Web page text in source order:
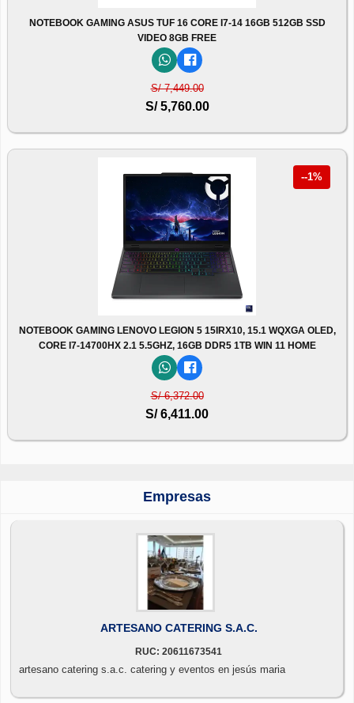
NOTEBOOK GAMING ASUS TUF 16 CORE I7-14 16GB 512GB SSD
VIDEO 8GB FREE
S/ 7,449.00
S/ 5,760.00
--1%
NOTEBOOK GAMING LENOVO LEGION 5 15IRX10, 15.1 WQXGA OLED,
CORE I7-14700HX 2.1 5.5GHZ, 16GB DDR5 1TB WIN 11 HOME
S/ 6,372.00
S/ 6,411.00
Empresas
ARTESANO CATERING S.A.C.
RUC: 20611673541
artesano catering s.a.c. catering y eventos en jesús maria